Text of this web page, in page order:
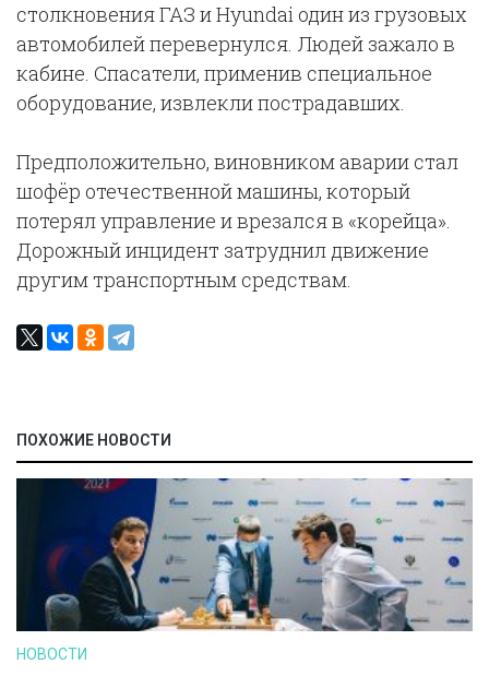
столкновения ГАЗ и Hyundai один из грузовых
автомобилей перевернулся. Людей зажало в
кабине. Спасатели, применив специальное
оборудование, извлекли пострадавших.
Предположительно, виновником аварии стал
шофёр отечественной машины, который
потерял управление и врезался в «корейца».
Дорожный инцидент затруднил движение
другим транспортным средствам.
ПОХОЖИЕ НОВОСТИ
НОВОСТИ